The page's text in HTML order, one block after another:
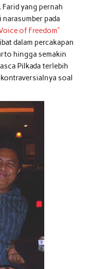
Farid yang pernah
narasumber pada
of Freedom”
dalam percakapan
hingga semakin
Pilkada terlebih
soal